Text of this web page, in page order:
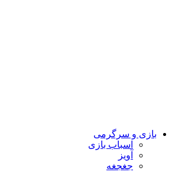
بازی و سرگرمی
اسباب بازی
آویز
جغجغه